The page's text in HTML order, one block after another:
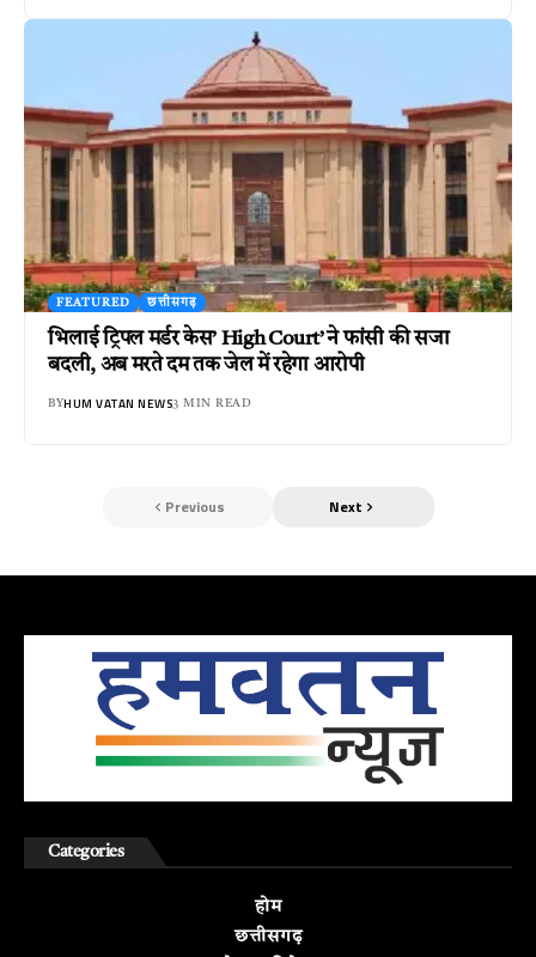
FEATURED छत्तीसगढ़
भिलाई ट्रिपल मर्डर केस’ High Court’ ने फांसी की सजा
बदली, अब मरते दम तक जेल में रहेगा आरोपी
BYHUM VATAN NEWS3 MIN READ
Previous Next
Categories
होम
छत्तीसगढ़